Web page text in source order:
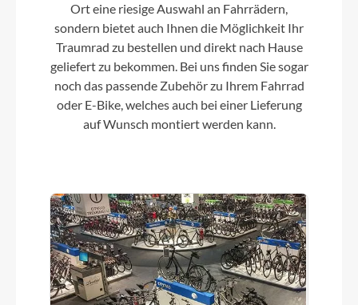
Schalthebel
Shimano 105 Di2 ST-R7170 24 Speed Electronic
Shift System
Bremshebel
Steuersatz
Acros AIF-1138
Sattel
Ort eine riesige Auswahl an Fahrrädern,
sondern bietet auch Ihnen die Möglichkeit Ihr
Traumrad zu bestellen und direkt nach Hause
geliefert zu bekommen. Bei uns finden Sie sogar
noch das passende Zubehör zu Ihrem Fahrrad
oder E-Bike, welches auch bei einer Lieferung
auf Wunsch montiert werden kann.